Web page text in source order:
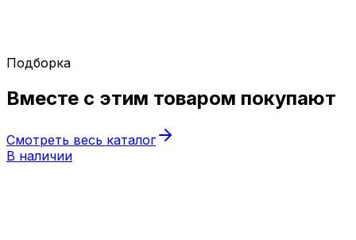
Подборка
Вместе с этим товаром покупают
Смотреть весь каталог
В наличии